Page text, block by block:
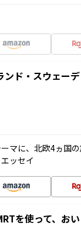
ンド・スウェー
マに、北欧4ヵ国
ッセイ
を使って、お